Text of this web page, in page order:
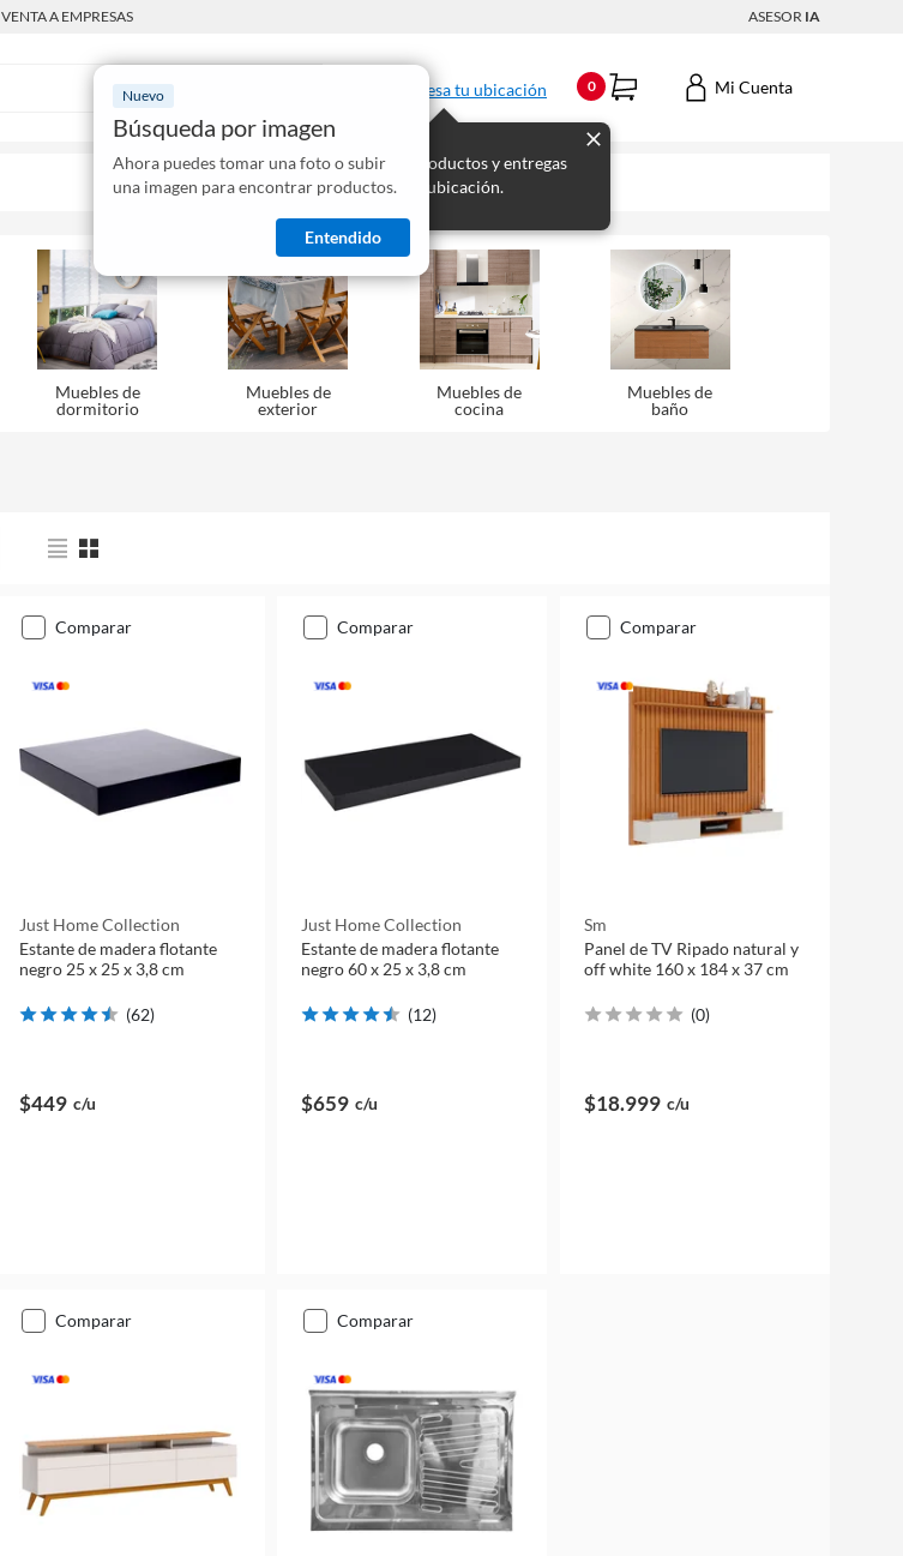
VENTA A EMPRESAS ASESOR IA
Nuevo
Búsqueda por imagen
Ahora puedes tomar una foto o subir
una imagen para encontrar productos.
Entendido
Ingresa tu ubicación
Mostraremos los productos y entregas
disponibles para tu ubicación.
0 Mi Cuenta
Muebles de
dormitorio
Muebles de
exterior
Muebles de
cocina
Muebles de
baño
comparar
Just Home Collection
Estante de madera flotante
negro 25 x 25 x 3,8 cm
(62)
$449 c/u
comparar
Just Home Collection
Estante de madera flotante
negro 60 x 25 x 3,8 cm
(12)
$659 c/u
comparar
Sm
Panel de TV Ripado natural y
off white 160 x 184 x 37 cm
(0)
$18.999 c/u
comparar comparar